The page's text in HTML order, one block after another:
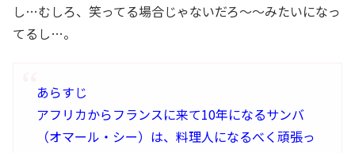
し…むしろ、笑ってる場合じゃないだろ～～みたいになっ
てるし…。
あらすじ
アフリカからフランスに来て10年になるサンバ
（オマール・シー）は、料理人になるべく頑張っ